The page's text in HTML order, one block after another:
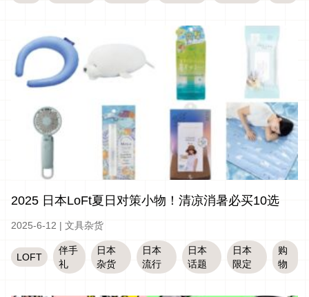
2025 日本LoFt夏日对策小物！清凉消暑必买10选
2025-6-12 | 文具杂货
LOFT
伴手
礼
日本
杂货
日本
流行
日本
话题
日本
限定
购
物